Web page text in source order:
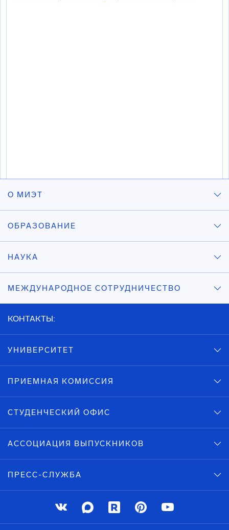
О МИЭТ
ОБРАЗОВАНИЕ
НАУКА
МЕЖДУНАРОДНОЕ СОТРУДНИЧЕСТВО
КОНТАКТЫ:
УНИВЕРСИТЕТ
ПРИЕМНАЯ КОМИССИЯ
СТУДЕНЧЕСКИЙ ОФИС
АССОЦИАЦИЯ ВЫПУСКНИКОВ
ПРЕСС-СЛУЖБА